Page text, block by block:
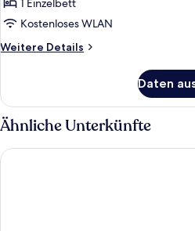
Single
Room
anzeigen
1 Einzelbett
Kostenloses WLAN
Weitere Details
Weitere
Room
Daten
Ähnliche Unterkünfte
Craves Hotel